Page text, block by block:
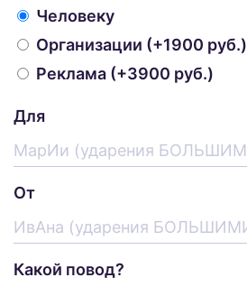
Человеку
Организации (+1900 руб.)
Реклама (+3900 руб.)
Для
От
Какой повод?